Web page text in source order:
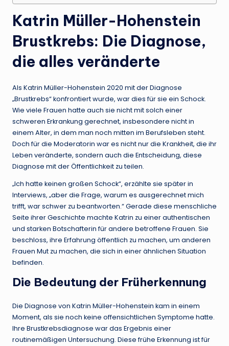
Katrin Müller-Hohenstein
Brustkrebs: Die Diagnose,
die alles veränderte
Als Katrin Müller-Hohenstein 2020 mit der Diagnose
„Brustkrebs“ konfrontiert wurde, war dies für sie ein Schock.
Wie viele Frauen hatte auch sie nicht mit solch einer
schweren Erkrankung gerechnet, insbesondere nicht in
einem Alter, in dem man noch mitten im Berufsleben steht.
Doch für die Moderatorin war es nicht nur die Krankheit, die ihr
Leben veränderte, sondern auch die Entscheidung, diese
Diagnose mit der Öffentlichkeit zu teilen.
„Ich hatte keinen großen Schock“, erzählte sie später in
Interviews, „aber die Frage, warum es ausgerechnet mich
trifft, war schwer zu beantworten.“ Gerade diese menschliche
Seite ihrer Geschichte machte Katrin zu einer authentischen
und starken Botschafterin für andere betroffene Frauen. Sie
beschloss, ihre Erfahrung öffentlich zu machen, um anderen
Frauen Mut zu machen, die sich in einer ähnlichen Situation
befinden.
Die Bedeutung der Früherkennung
Die Diagnose von Katrin Müller-Hohenstein kam in einem
Moment, als sie noch keine offensichtlichen Symptome hatte.
Ihre Brustkrebsdiagnose war das Ergebnis einer
routinemäßigen Untersuchung. Diese frühe Erkennung ist für